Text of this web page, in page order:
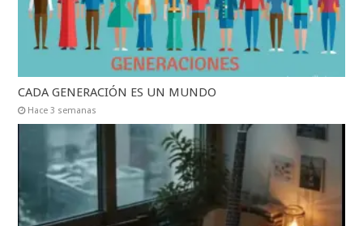
CADA GENERACIÓN ES UN MUNDO
Hace 3 semanas